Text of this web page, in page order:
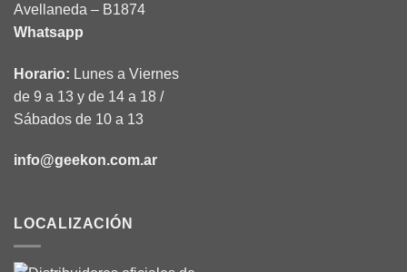
Avellaneda – B1874
Whatsapp
Horario: Lunes a Viernes
de 9 a 13 y de 14 a 18 /
Sábados de 10 a 13
info@geekon.com.ar
LOCALIZACIÓN